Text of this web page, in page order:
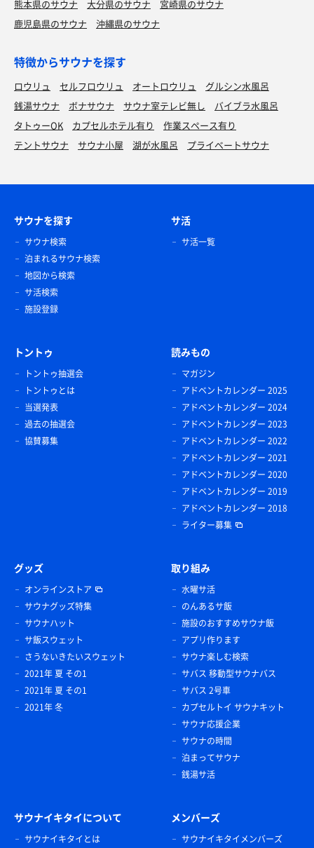
熊本県のサウナ
大分県のサウナ
宮崎県のサウナ
鹿児島県のサウナ
沖縄県のサウナ
特徴からサウナを探す
ロウリュ セルフロウリュ オートロウリュ
グルシン水風呂
銭湯サウナ
ボナサウナ サウナ室テレビ無し
バイブラ水風呂
タトゥーOK
カプセルホテル有り
作業スペース有り
テントサウナ
サウナ小屋 湖が水風呂 プライベートサウナ
サウナを探す
サウナ検索
泊まれるサウナ検索
地図から検索
サ活検索
施設登録
サ活
サ活一覧
トントゥ
トントゥ抽選会
トントゥとは
当選発表
過去の抽選会
協賛募集
読みもの
マガジン
アドベントカレンダー 2025
アドベントカレンダー 2024
アドベントカレンダー 2023
アドベントカレンダー 2022
アドベントカレンダー 2021
アドベントカレンダー 2020
アドベントカレンダー 2019
アドベントカレンダー 2018
ライター募集
グッズ
オンラインストア
サウナグッズ特集
サウナハット
サ飯スウェット
さうないきたいスウェット
2021年 夏 その1
2021年 夏 その1
2021年 冬
取り組み
水曜サ活
のんあるサ飯
施設のおすすめサウナ飯
アプリ作ります
サウナ楽しむ検索
サバス 移動型サウナバス
サバス 2号車
カプセルトイ サウナキット
サウナ応援企業
サウナの時間
泊まってサウナ
銭湯サ活
サウナイキタイについて
サウナイキタイとは
メンバーズ
サウナイキタイメンバーズ